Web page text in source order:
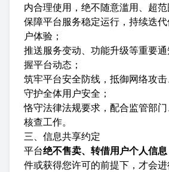
内合理使用，绝不随意滥用、超范
保障平台服务稳定运行，持续迭
户体验；
推送服务变动、功能升级等重要
握平台动态；
筑牢平台安全防线，抵御网络攻击
守护全体用户安全；
恪守法律法规要求，配合监管部
核查工作。
三、信息共享约定
平台绝不售卖、转借用户个人信息
件或获得您许可的前提下，才会进